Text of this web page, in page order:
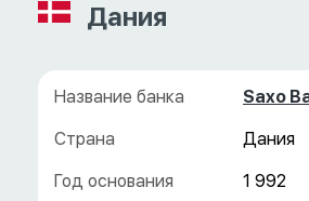
Дания
Saxo
Дания
1 992